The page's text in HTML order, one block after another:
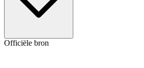
Officiële bron